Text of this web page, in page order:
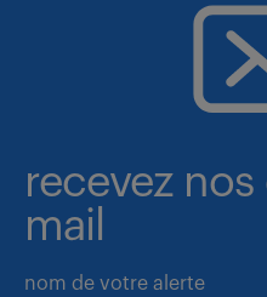
recevez
mail
nom de votre alerte